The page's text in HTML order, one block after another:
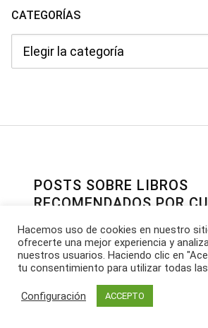
CATEGORÍAS
POSTS SOBRE LIBROS
RECOMENDADOS POR
ORIGEN
David Serramitjana
Enganchados a la carne
Marta Zaraska
Hacemos uso de cookies en nuestro
ofrecerte una mejor experiencia y
nuestros usuarios. Haciendo clic en
tu consentimiento para utilizar todas
Configuración ACCEPTO